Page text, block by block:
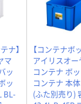
ナ】
マ
ッ
ッ
BL-
【コンテナボ
アイリスオー
コンテナ ボ
コンテナ 本
(ふた別売り)